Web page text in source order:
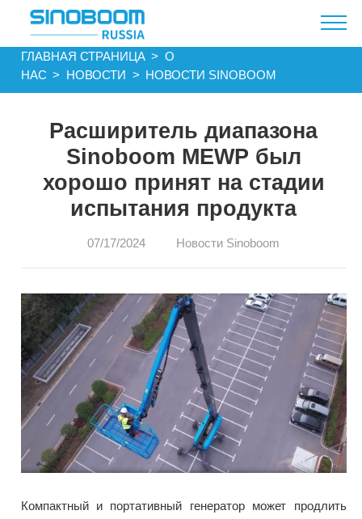
ГЛАВНАЯ СТРАНИЦА​​ > О
НАС > НОВОСТИ > НОВОСТИ SINOBOOM
Расширитель диапазона
Sinoboom MEWP был
хорошо принят на стадии
испытания продукта
07/17/2024 Новости Sinoboom
Компактный и портативный генератор может продлить